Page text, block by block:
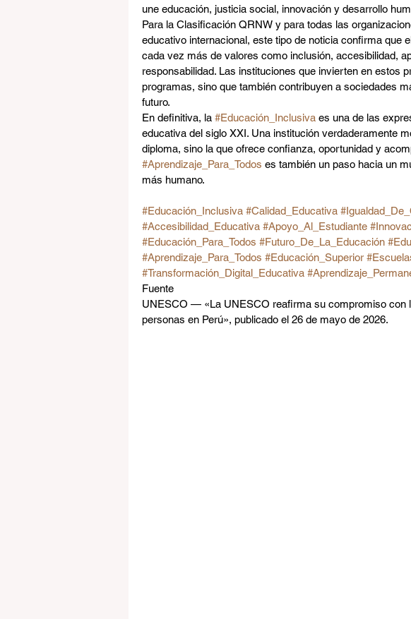
une educación, justicia social, innovación y desarrollo
Para la Clasificación QRNW y para todas las
educativo internacional, este tipo de noticia confirma que
cada vez más de valores como inclusión, accesibilidad,
responsabilidad. Las instituciones que invierten en estos
programas, sino que también contribuyen a sociedades
futuro.
En definitiva, la #Educación_Inclusiva es una de las
educativa del siglo XXI. Una institución verdaderamente
diploma, sino la que ofrece confianza, oportunidad y
#Aprendizaje_Para_Todos es también un paso hacia un
más humano.
#Educación_Inclusiva #Calidad_Educativa
#Accesibilidad_Educativa #Apoyo_Al_Estudiante
#Educación_Para_Todos #Futuro_De_La_Educación
#Aprendizaje_Para_Todos #Educación_Superior
#Transformación_Digital_Educativa
Fuente
UNESCO — «La UNESCO reafirma su compromiso con
personas en Perú», publicado el 26 de mayo de 2026.